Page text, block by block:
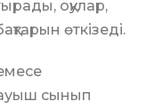
оқулар,
өткізеді.
сынып